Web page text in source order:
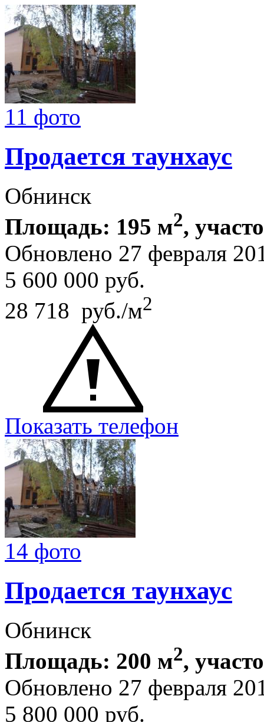
11 фото
Продается таунхаус
Обнинск
Площадь: 195 м2,
Обновлено 27 февраля
5 600 000 руб.
28 718 руб./м2
Показать телефон
14 фото
Продается таунхаус
Обнинск
Площадь: 200 м2,
Обновлено 27 февраля
5 800 000 руб.